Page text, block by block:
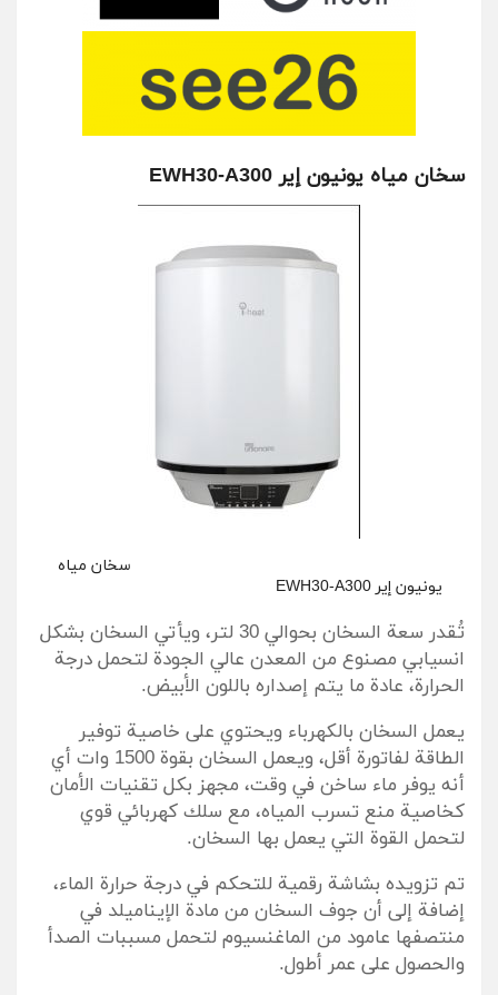
سخان مياه يونيون إير EWH30-A300
سخان مياه
يونيون إير EWH30-A300
تُقدر سعة السخان بحوالي 30 لتر، ويأتي السخان بشكل
انسيابي مصنوع من المعدن عالي الجودة لتحمل درجة
الحرارة، عادة ما يتم إصداره باللون الأبيض.
يعمل السخان بالكهرباء ويحتوي على خاصية توفير
الطاقة لفاتورة أقل، ويعمل السخان بقوة 1500 وات أي
أنه يوفر ماء ساخن في وقت، مجهز بكل تقنيات الأمان
كخاصية منع تسرب المياه، مع سلك كهربائي قوي
لتحمل القوة التي يعمل بها السخان.
تم تزويده بشاشة رقمية للتحكم في درجة حرارة الماء،
إضافة إلى أن جوف السخان من مادة الإيناميلد في
منتصفها عامود من الماغنسيوم لتحمل مسببات الصدأ
والحصول على عمر أطول.